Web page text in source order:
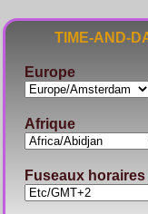
TIME-AND-
Europe
Afrique
Fuseaux